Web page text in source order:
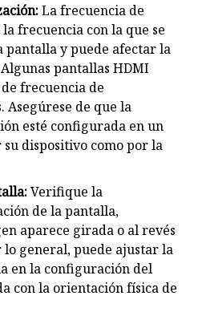
La frecuencia de
frecuencia con la que se
pantalla y puede afectar la
pantallas HDMI
frecuencia de
Asegúrese de que la
esté configurada en un
dispositivo como por la
Verifique la
de la pantalla,
aparece girada o al revés
general, puede ajustar la
en la configuración del
con la orientación física de